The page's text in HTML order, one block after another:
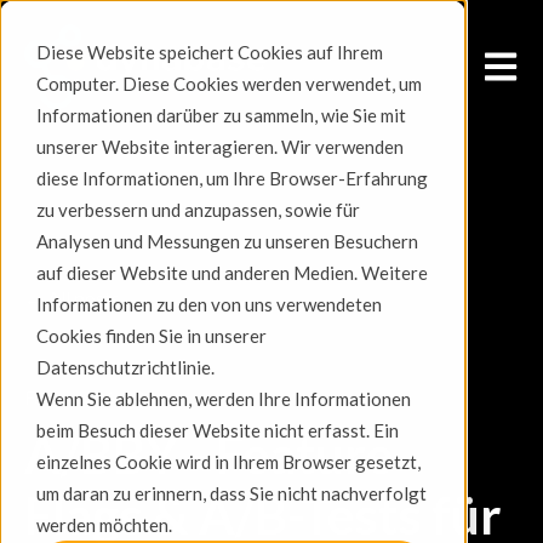
Diese Website speichert Cookies auf Ihrem
Computer. Diese Cookies werden verwendet, um
Informationen darüber zu sammeln, wie Sie mit
unserer Website interagieren. Wir verwenden
diese Informationen, um Ihre Browser-Erfahrung
zu verbessern und anzupassen, sowie für
Analysen und Messungen zu unseren Besuchern
auf dieser Website und anderen Medien. Weitere
Informationen zu den von uns verwendeten
Cookies finden Sie in unserer
Datenschutzrichtlinie.
Wenn Sie ablehnen, werden Ihre Informationen
beim Besuch dieser Website nicht erfasst. Ein
einzelnes Cookie wird in Ihrem Browser gesetzt,
um daran zu erinnern, dass Sie nicht nachverfolgt
werden möchten.
Open
All posts
Februar 26, 2026
A/BBY - Feature
Flags & A/B-Tests für